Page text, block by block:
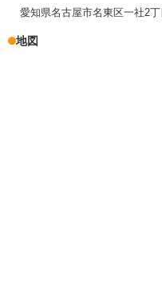
愛知県名古屋市名東区一社2
地図